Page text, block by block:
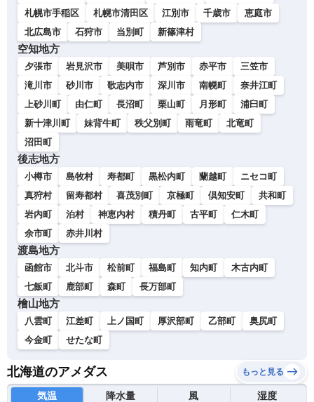
札幌市手稲区
札幌市清田区 江別市 千歳市
恵庭市
北広島市
石狩市 当別町 新篠津村
空知地方
夕張市 岩見沢市 美唄市 芦別市 赤平市
三笠市
滝川市
砂川市 歌志内市 深川市 南幌町
奈井江町
上砂川町
由仁町 長沼町 栗山町 月形町
浦臼町
新十津川町
妹背牛町 秩父別町 雨竜町
北竜町
沼田町
後志地方
小樽市 島牧村 寿都町 黒松内町 蘭越町
ニセコ町
真狩村
留寿都村 喜茂別町 京極町 倶知安町
共和町
岩内町
泊村 神恵内村 積丹町 古平町
仁木町
余市町
赤井川村
渡島地方
函館市 北斗市 松前町 福島町 知内町
木古内町
七飯町
鹿部町 森町 長万部町
檜山地方
八雲町 江差町 上ノ国町 厚沢部町 乙部町
奥尻町
今金町
せたな町
北海道のアメダス もっと見る
気温 降水量 風 湿度